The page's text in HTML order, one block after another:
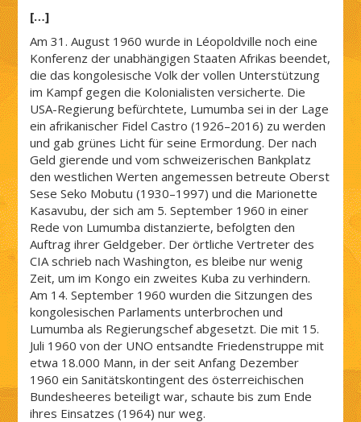
[…]
Am 31. August 1960 wurde in Léopoldville noch eine
Konferenz der unabhängigen Staaten Afrikas beendet,
die das kongolesische Volk der vollen Unterstützung
im Kampf gegen die Kolonialisten versicherte. Die
USA-Regierung befürchtete, Lumumba sei in der Lage
ein afrikanischer Fidel Castro (1926–2016) zu werden
und gab grünes Licht für seine Ermordung. Der nach
Geld gierende und vom schweizerischen Bankplatz
den westlichen Werten angemessen betreute Oberst
Sese Seko Mobutu (1930–1997) und die Marionette
Kasavubu, der sich am 5. September 1960 in einer
Rede von Lumumba distanzierte, befolgten den
Auftrag ihrer Geldgeber. Der örtliche Vertreter des
CIA schrieb nach Washington, es bleibe nur wenig
Zeit, um im Kongo ein zweites Kuba zu verhindern.
Am 14. September 1960 wurden die Sitzungen des
kongolesischen Parlaments unterbrochen und
Lumumba als Regierungschef abgesetzt. Die mit 15.
Juli 1960 von der UNO entsandte Friedenstruppe mit
etwa 18.000 Mann, in der seit Anfang Dezember
1960 ein Sanitätskontingent des österreichischen
Bundesheeres beteiligt war, schaute bis zum Ende
ihres Einsatzes (1964) nur weg.